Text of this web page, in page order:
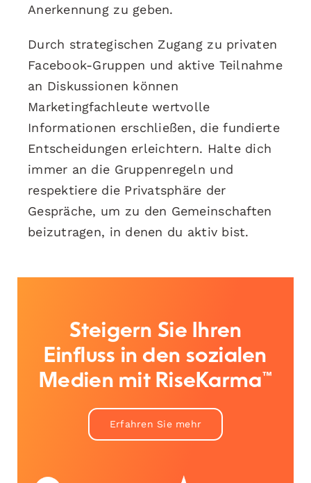
Anerkennung zu geben.
Durch strategischen Zugang zu privaten
Facebook-Gruppen und aktive Teilnahme
an Diskussionen können
Marketingfachleute wertvolle
Informationen erschließen, die fundierte
Entscheidungen erleichtern. Halte dich
immer an die Gruppenregeln und
respektiere die Privatsphäre der
Gespräche, um zu den Gemeinschaften
beizutragen, in denen du aktiv bist.
Steigern Sie Ihren
Einfluss in den sozialen
Medien mit RiseKarma™
Erfahren Sie mehr